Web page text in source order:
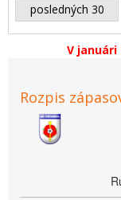
posledných 30
V januári
Rozpis